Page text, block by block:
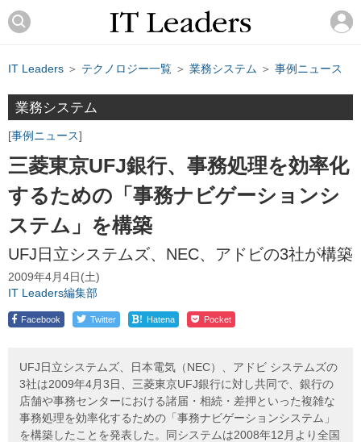
IT Leaders ＞ テクノロジー一覧 ＞ 業務システム ＞ 事例ニュース
業務システム
事例ニュース
三菱東京UFJ銀行、事務処理を効率化
するための「事務ナビゲーションシ
ステム」を構築
UFJ日立システムズ、NEC、アドビの3社が構築
2009年4月4日(土)
IT Leaders編集部
Facebook Twitter ! Hatena Pocket
UFJ日立システムズ、日本電気（NEC）、アドビ システムズの
3社は2009年4月3日、三菱東京UFJ銀行に対し共同で、銀行の
店舗や事務センターにおける諸届・相続・差押といった複雑な
事務処理を効率化するための「事務ナビゲーションシステム」
を構築したことを発表した。同システムは2008年12月より全国